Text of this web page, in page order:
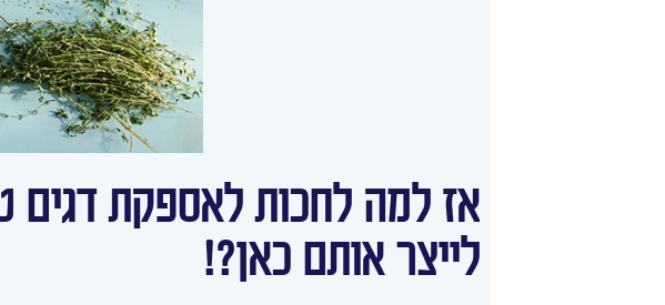
אז למה לחכות לאספקת
לייצר אותם כאן?!